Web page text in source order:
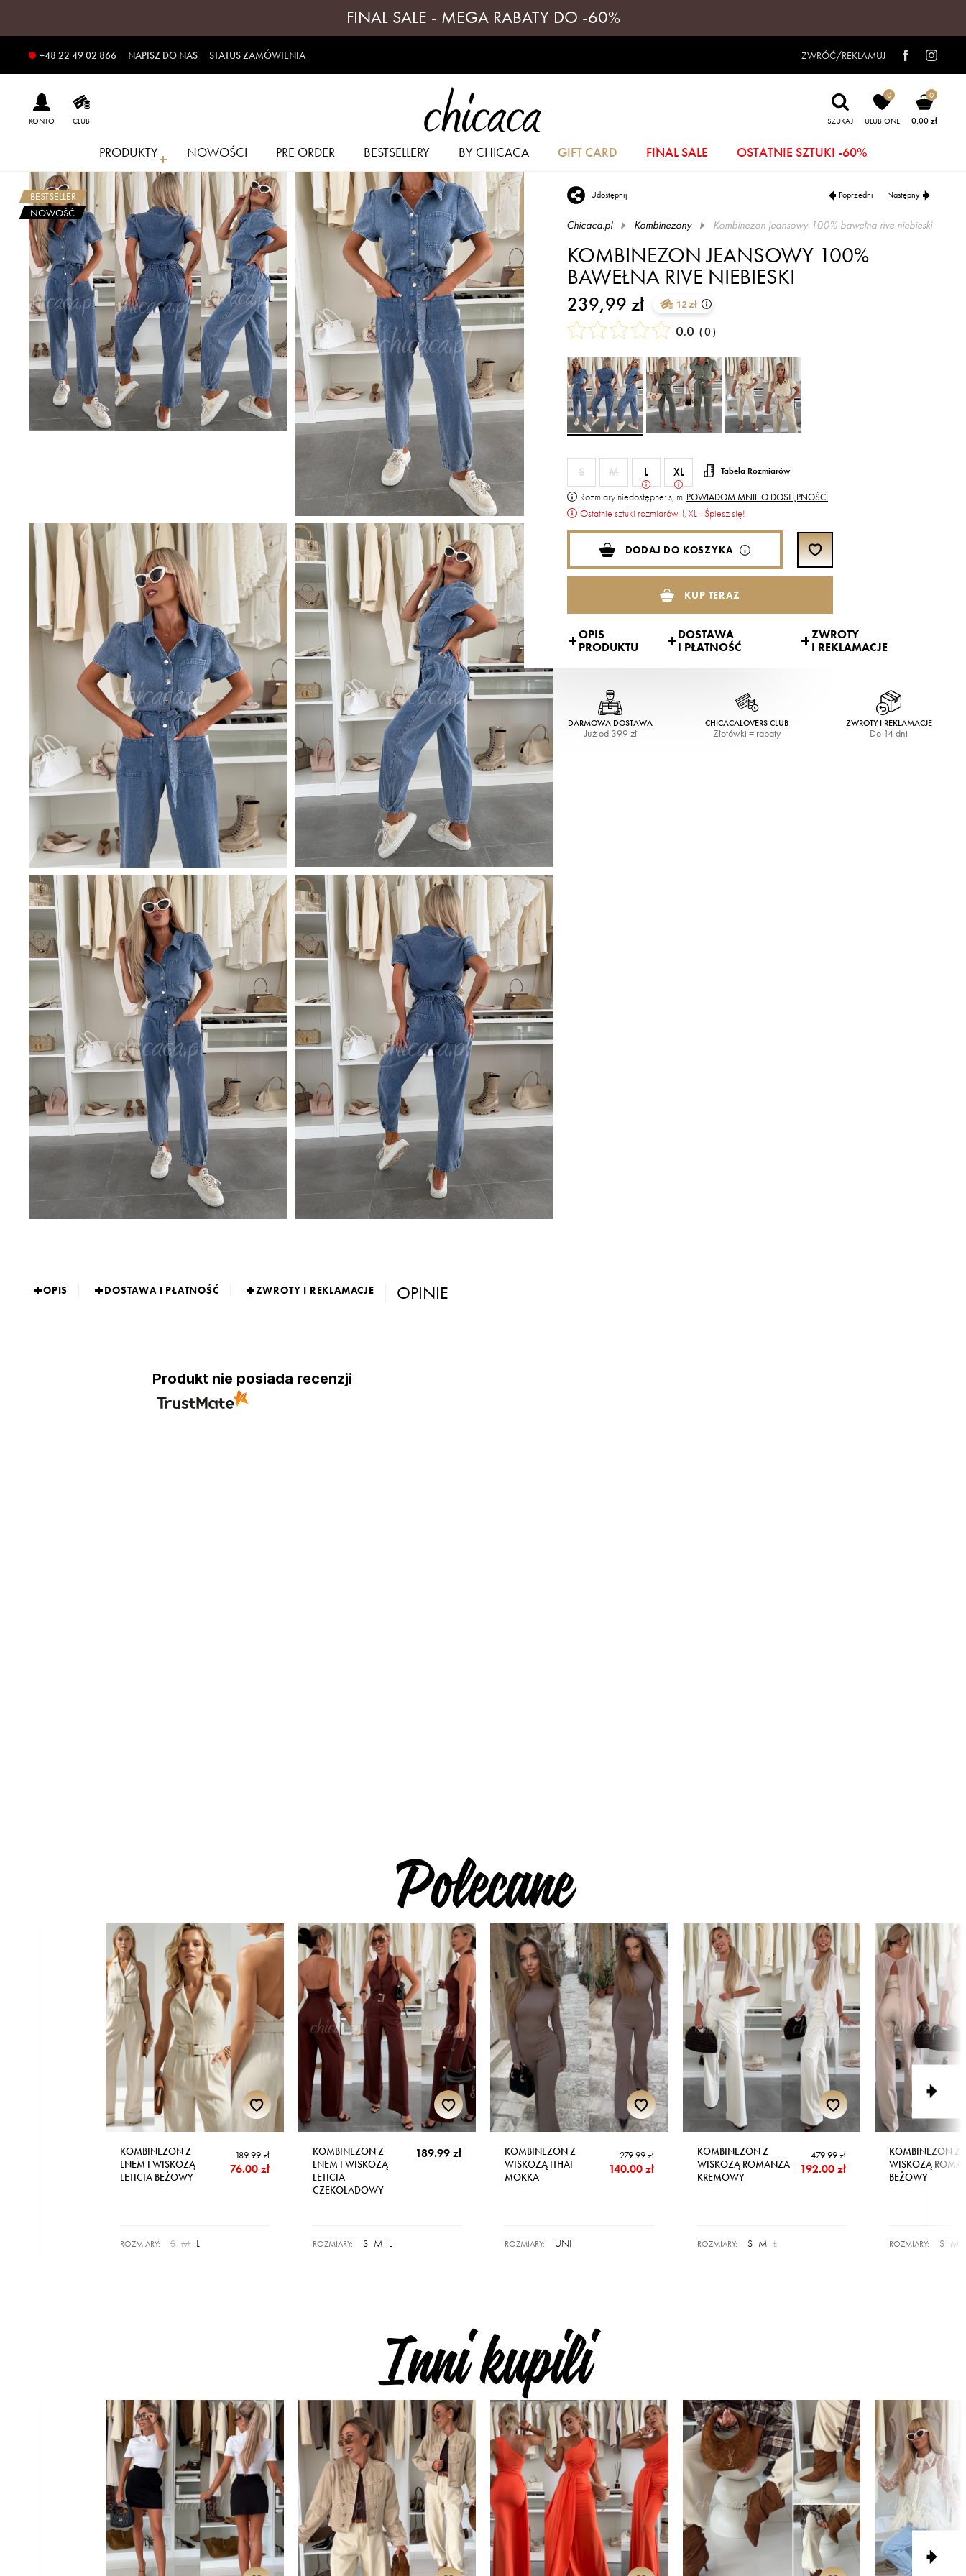
FINAL SALE - MEGA RABATY DO -60%
+48 22 49 02 866 NAPISZ DO NAS STATUS ZAMÓWIENIA ZWRÓĆ/REKLAMUJ
KONTO CLUB SZUKAJ
0
ULUBIONE
0
0.00 zł
PRODUKTY NOWOŚCI PRE ORDER BESTSELLERY BY CHICACA GIFT CARD FINAL SALE OSTATNIE SZTUKI -60%
BESTSELLER
NOWOŚĆ
OPIS DOSTAWA I PŁATNOŚĆ ZWROTY I REKLAMACJE OPINIE
Produkt nie posiada recenzji
Udostępnij Poprzedni Następny
Chicaca.pl Kombinezony kombinezon jeansowy 100% bawełna rive niebieski
KOMBINEZON JEANSOWY 100%
BAWEŁNA RIVE NIEBIESKI
239,99 zł 12 zł
0.0 (0)
S M L XL Tabela Rozmiarów
Rozmiary niedostępne: s, m POWIADOM MNIE O DOSTĘPNOŚCI
Ostatnie sztuki rozmiarów: l, XL - Śpiesz się!
DODAJ DO KOSZYKA
KUP TERAZ
OPIS
PRODUKTU
DOSTAWA
I PŁATNOŚĆ
ZWROTY
I REKLAMACJE
DARMOWA DOSTAWA
Już od 399 zł
CHICACALOVERS CLUB
Złotówki = rabaty
ZWROTY I REKLAMACJE
Do 14 dni
Polecane
KOMBINEZON Z
LNEM I WISKOZĄ
LETICIA BEŻOWY
189.99 zł
76.00 zł
ROZMIARY: S M L
KOMBINEZON Z
LNEM I WISKOZĄ
LETICIA
CZEKOLADOWY
189.99 zł
ROZMIARY: S M L
KOMBINEZON Z
WISKOZĄ ITHAI
MOKKA
279.99 zł
140.00 zł
ROZMIARY: UNI
KOMBINEZON Z
WISKOZĄ ROMANZA
KREMOWY
479.99 zł
192.00 zł
ROZMIARY: S M L
KOMBINEZON Z
WISKOZĄ
BEŻOWY
ROZMIARY: S M
Inni kupili